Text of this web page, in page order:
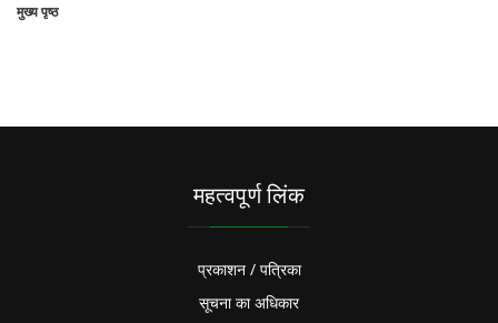
मुख्य पृष्ठ
महत्वपूर्ण लिंक
प्रकाशन / पत्रिका
सूचना का अधिकार